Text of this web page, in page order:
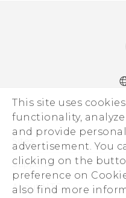
This site uses
functionality,
and provide
advertisement. You
clicking on the
preference on
also find more
Устройства
5G
Смартфоны
EXODUS
Аксессуары
Sites
HTC Dev
HTC Research
Support
ПОДДЕРЖКА
About HTC